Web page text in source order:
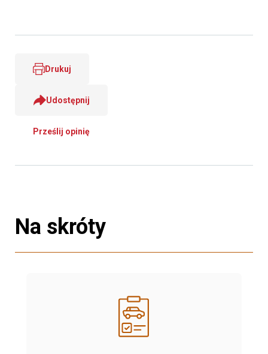
Drukuj
Udostępnij
Prześlij opinię
Na skróty